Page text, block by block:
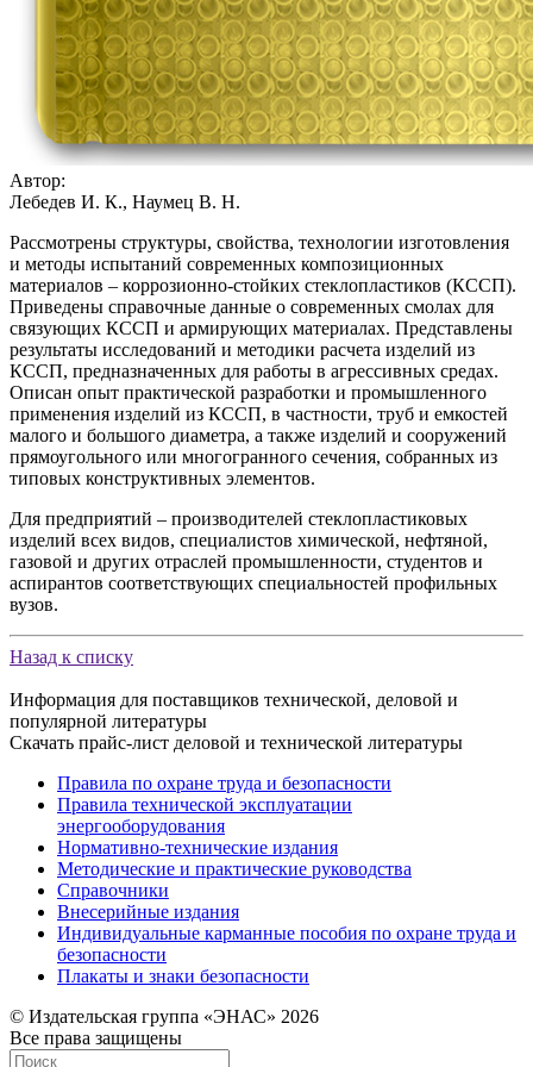
Автор:
Лебедев И. К., Наумец В. Н.
Рассмотрены структуры, свойства, технологии изготовления
и методы испытаний современных композиционных
материалов – коррозионно-стойких стеклопластиков (КССП).
Приведены справочные данные о современных смолах для
связующих КССП и армирующих материалах. Представлены
результаты исследований и методики расчета изделий из
КССП, предназначенных для работы в агрессивных средах.
Описан опыт практической разработки и промышленного
применения изделий из КССП, в частности, труб и емкостей
малого и большого диаметра, а также изделий и сооружений
прямоугольного или многогранного сечения, собранных из
типовых конструктивных элементов.
Для предприятий – производителей стеклопластиковых
изделий всех видов, специалистов химической, нефтяной,
газовой и других отраслей промышленности, студентов и
аспирантов соответствующих специальностей профильных
вузов.
Назад к списку
Информация для поставщиков технической, деловой и
популярной литературы
Скачать прайс-лист деловой и технической литературы
Правила по охране труда и безопасности
Правила технической эксплуатации
энергооборудования
Нормативно-технические издания
Методические и практические руководства
Справочники
Внесерийные издания
Индивидуальные карманные пособия по охране труда и
безопасности
Плакаты и знаки безопасности
© Издательская группа «ЭНАС» 2026
Все права защищены